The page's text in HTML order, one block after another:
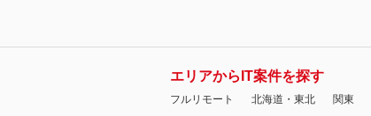
エリアからIT案件を探す
フルリモート 北海道・東北 関東